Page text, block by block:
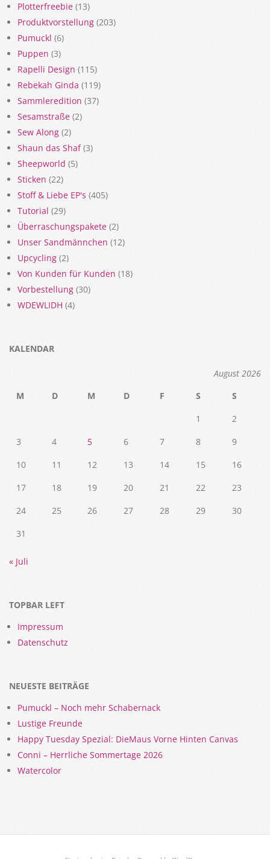
Plotterfreebie (13)
Produktvorstellung (203)
Pumuckl (6)
Puppen (3)
Rapelli Design (115)
Rebekah Ginda (119)
Sammleredition (37)
Sesamstraße (2)
Sew Along (2)
Shaun das Shaf(3)
Sheepworld (5)
Sticken (22)
Stoff & Liebe EP's (405)
Tutorial (29)
Überraschungspakete (2)
Unser Sandmännchen (12)
Upcycling (2)
Von Kunden für Kunden (18)
Vorbestellung (30)
WDEWLIDH (4)
KALENDAR
August 2026
M
D M D F S
S
1
2
3
4 5 6 7 8
9
10
11 12 13 14 15
16
17
18 19 20 21 22
23
24
25 26 27 28 29
30
31
« Juli
TOPBAR LEFT
Impressum
Datenschutz
NEUESTE BEITRÄGE
Pumuckl – Noch mehr Schabernack
Lustige Freunde
Happy Tuesday Spezial: DieMaus Vorne Hinten Canvas
Conni – Herrliche Sommertage 2026
Watercolor